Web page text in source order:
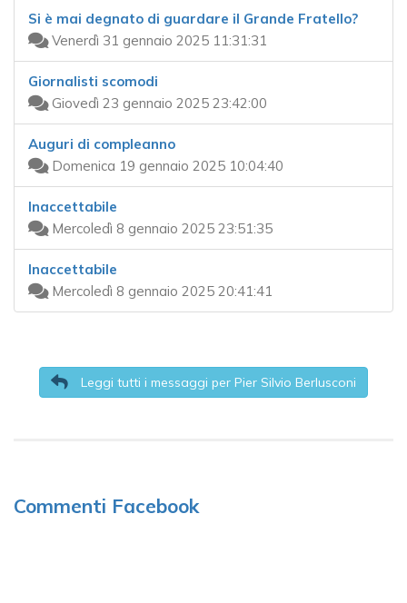
Si è mai degnato di guardare il Grande Fratello?
Venerdì 31 gennaio 2025 11:31:31
Giornalisti scomodi
Giovedì 23 gennaio 2025 23:42:00
Auguri di compleanno
Domenica 19 gennaio 2025 10:04:40
Inaccettabile
Mercoledì 8 gennaio 2025 23:51:35
Inaccettabile
Mercoledì 8 gennaio 2025 20:41:41
Leggi tutti i messaggi per Pier Silvio Berlusconi
Commenti Facebook